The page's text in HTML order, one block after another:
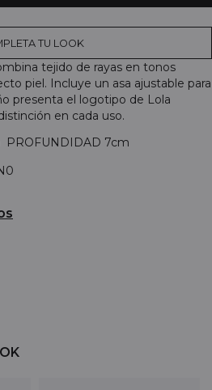
TU LOOK
tejido de rayas en tonos
piel. Incluye un asa ajustable para
presenta el logotipo de Lola
en cada uso.
PROFUNDIDAD 7cm